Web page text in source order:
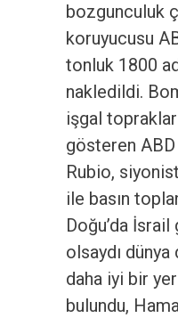
bozgunculuk
koruyucusu
tonluk 1800
nakledildi.
işgal
gösteren ABD
Rubio,
ile basın
Doğu’da
olsaydı
daha iyi bir
bulundu,